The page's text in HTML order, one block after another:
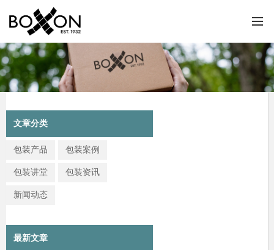
文章分类
包装产品 包装案例
包装讲堂 包装资讯
新闻动态
最新文章